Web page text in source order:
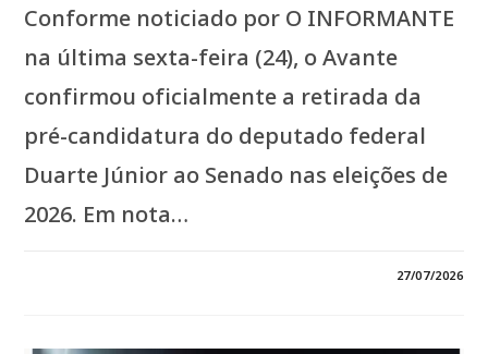
Conforme noticiado por O INFORMANTE
na última sexta-feira (24), o Avante
confirmou oficialmente a retirada da
pré-candidatura do deputado federal
Duarte Júnior ao Senado nas eleições de
2026. Em nota…
DA
27/07/2026